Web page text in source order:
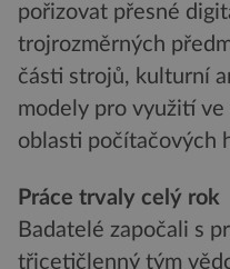
pořizovat přesné
trojrozměrných
části strojů, kulturní
modely pro využití
oblasti počítačových
Práce trvaly celý rok
Badatelé započali s
třicetičlenný tým